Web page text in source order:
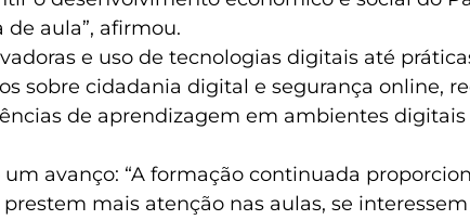
aula”, afirmou.
e uso de tecnologias digitais até
sobre cidadania digital e segurança online,
de aprendizagem em ambientes
avanço: “A formação continuada
mais atenção nas aulas, se